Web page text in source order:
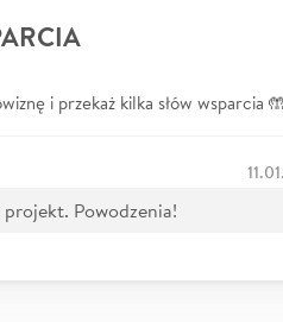
i przekaż kilka słów wsparcia
Powodzenia!